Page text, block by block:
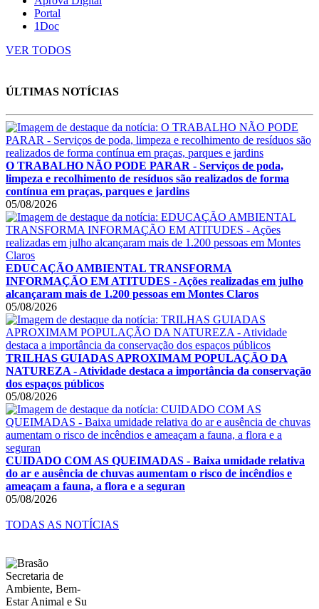
Portal
1Doc
VER TODOS
ÚLTIMAS NOTÍCIAS
O TRABALHO NÃO PODE PARAR - Serviços de poda,
limpeza e recolhimento de resíduos são realizados de forma
contínua em praças, parques e jardins
05/08/2026
EDUCAÇÃO AMBIENTAL TRANSFORMA
INFORMAÇÃO EM ATITUDES - Ações realizadas em julho
alcançaram mais de 1.200 pessoas em Montes Claros
05/08/2026
TRILHAS GUIADAS APROXIMAM POPULAÇÃO DA
NATUREZA - Atividade destaca a importância da conservação
dos espaços públicos
05/08/2026
CUIDADO COM AS QUEIMADAS - Baixa umidade relativa
do ar e ausência de chuvas aumentam o risco de incêndios e
ameaçam a fauna, a flora e a seguran
05/08/2026
TODAS AS NOTÍCIAS